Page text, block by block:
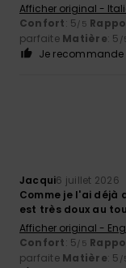
Afficher original -
Confort: 5/5
parfaite Matière: 5 /
Je
Jacqui6 juillet 2026
Comme je l'ai déjà
est très doux au
Afficher original -
Confort: 5/5
parfaite Matière: 5 /